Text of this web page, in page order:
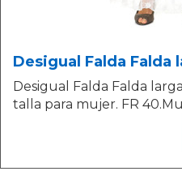
Desigual Falda Falda
Desigual Falda Falda
talla para mujer. FR